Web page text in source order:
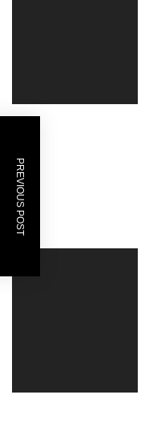
PREVIOUS POST